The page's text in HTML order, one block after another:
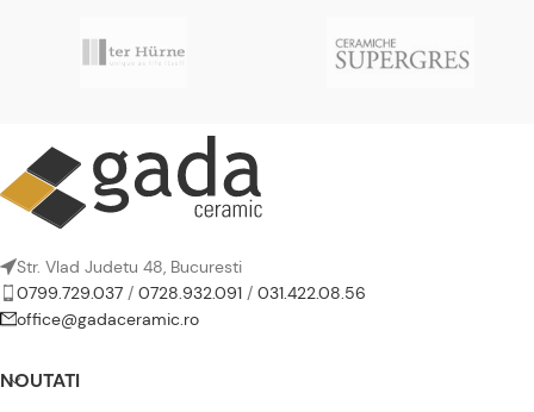
Str. Vlad Judetu 48, Bucuresti
0799.729.037 / 0728.932.091 / 031.422.08.56
office@gadaceramic.ro
NOUTATI